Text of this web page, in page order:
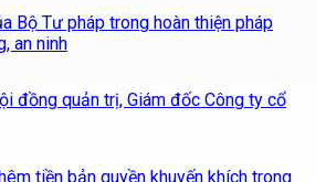
Bộ Tư pháp trong hoàn thiện pháp
an ninh
đồng quản trị, Giám đốc Công ty cổ
tiền bản quyền khuyến khích trong